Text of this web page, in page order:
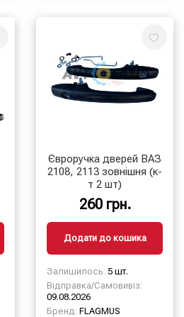
Євроручка дверей ВАЗ
2108, 2113 зовнішня (к-
т 2 шт)
260 грн.
Додати до кошика
Залишилось: 5 шт.
Відправка/Самовивіз:
09.08.2026
Бренд: FLAGMUS